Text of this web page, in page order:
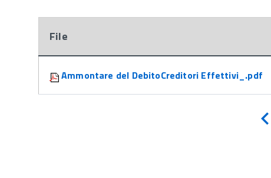
File
Ammontare del DebitoCreditori Effettivi_.pdf